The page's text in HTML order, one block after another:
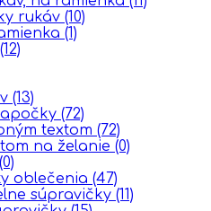
rukáv (10)
(1)
(12)
(13)
(72)
textom (72)
na želanie (0)
(0)
oblečenia (47)
súpravičky (11)